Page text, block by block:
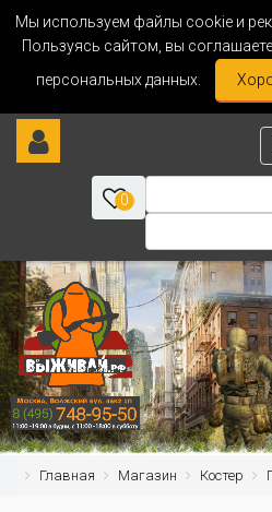
Мы используем файлы cookie и
Пользуясь сайтом, вы
персональных данных.
0
Главная Магазин Костер